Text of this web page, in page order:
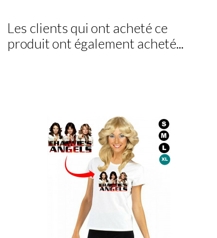
Les clients qui ont acheté ce
produit ont également acheté...